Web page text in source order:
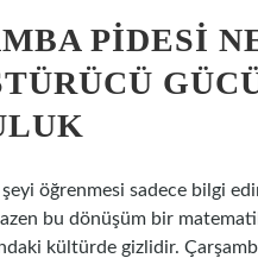
PIDESI
şeyi öğrenmesi sadece bilgi
bu dönüşüm bir
kültürde gizlidir.